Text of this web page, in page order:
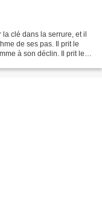
clé dans la serrure, et il
de ses pas. Il prit le
à son déclin. Il prit le